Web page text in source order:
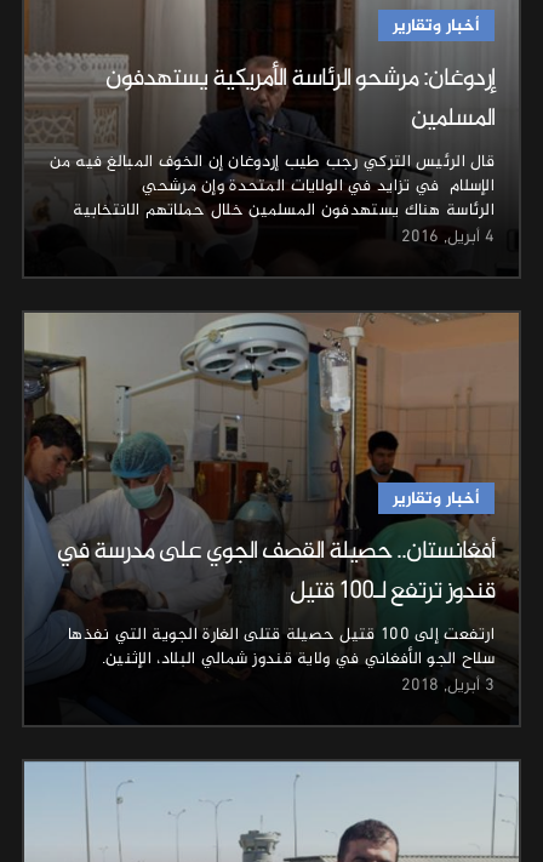
أخبار وتقارير
إردوغان: مرشحو الرئاسة الأمريكية يستهدفون
المسلمين
قال الرئيس التركي رجب طيب إردوغان إن الخوف المبالغ فيه من
الإسلام في تزايد في الولايات المتحدة وإن مرشحي
الرئاسة هناك يستهدفون المسلمين خلال حملاتهم الانتخابية
4 أبريل, 2016
أخبار وتقارير
أفغانستان.. حصيلة القصف الجوي على مدرسة في
قندوز ترتفع لـ100 قتيل
ارتفعت إلى 100 قتيل حصيلة قتلى الغارة الجوية التي نفذها
سلاح الجو الأفغاني في ولاية قندوز شمالي البلاد، الإثنين.
3 أبريل, 2018